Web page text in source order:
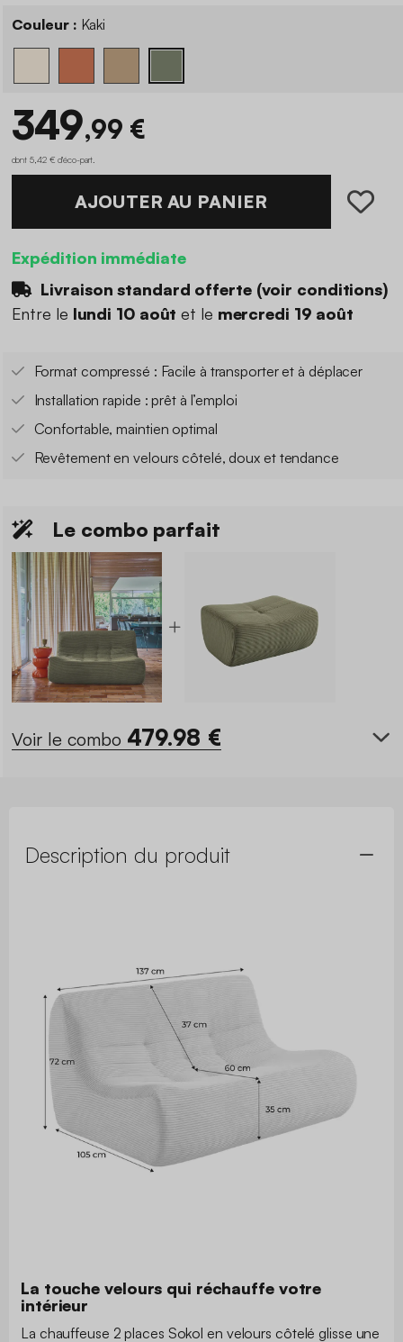
Couleur : Kaki
349,99 €
dont 5,42 € d'éco-part
AJOUTER AU PANIER
Expédition immédiate
Livraison standard offerte (voir conditions)
Entre le lundi 10 août et le mercredi 19 août
Format compressé : Facile à transporter et à déplacer
Installation rapide : prêt à l’emploi
Confortable, maintien optimal
Revêtement en velours côtelé, doux et tendance
Le combo parfait
Voir le combo 479.98 €
Description du produit
La touche velours qui réchauffe votre
intérieur
La chauffeuse 2 places Sokol en velours côtelé glisse une